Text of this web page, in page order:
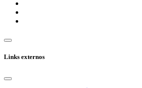
Links externos